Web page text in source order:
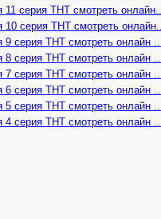
11 серия ТНТ смотреть онлайн...
10 серия ТНТ смотреть онлайн...
9 серия ТНТ смотреть онлайн ...
8 серия ТНТ смотреть онлайн ...
7 серия ТНТ смотреть онлайн ...
6 серия ТНТ смотреть онлайн ...
5 серия ТНТ смотреть онлайн ...
4 серия ТНТ смотреть онлайн ...